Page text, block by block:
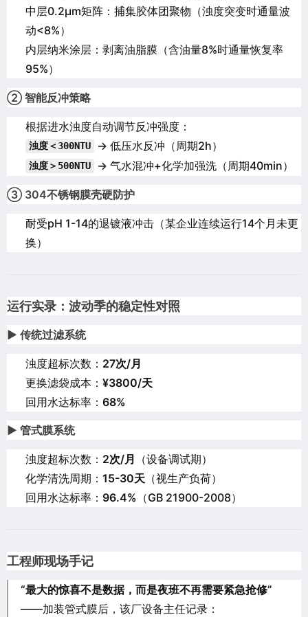
中层0.2μm矩阵：捕集胶体团聚物（浊度突变时通量波
动<8%）
内层纳米涂层：剥离油脂膜（含油量8%时通量恢复率
95%）
② 智能反冲策略
根据进水浊度自动调节反冲强度：
浊度＜300NTU → 低压水反冲（周期2h）
浊度＞500NTU → 气水混冲+化学加强洗（周期40min）
③ 304不锈钢膜壳硬防护
耐受pH 1-14的退镀液冲击（某企业连续运行14个月未更
换）
运行实录：波动季的稳定性对照
▶ 传统过滤系统
浊度超标次数： 27次/月
更换滤袋成本：¥3800/天
回用水达标率：68%
▶ 管式膜系统
浊度超标次数： 2次/月
（设备调试期）
化学清洗周期：15-30天 （视生产负荷）
回用水达标率： 96.4% （GB 21900-2008）
工程师现场手记
“最大的惊喜不是数据，而是夜班不再需要紧急抢修”
——加装管式膜后，该厂设备主任记录：